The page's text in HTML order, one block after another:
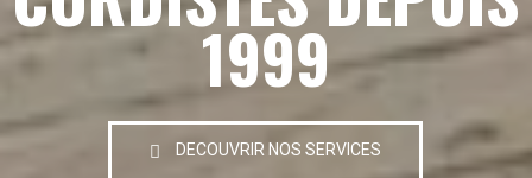
1999
DECOUVRIR NOS SERVICES